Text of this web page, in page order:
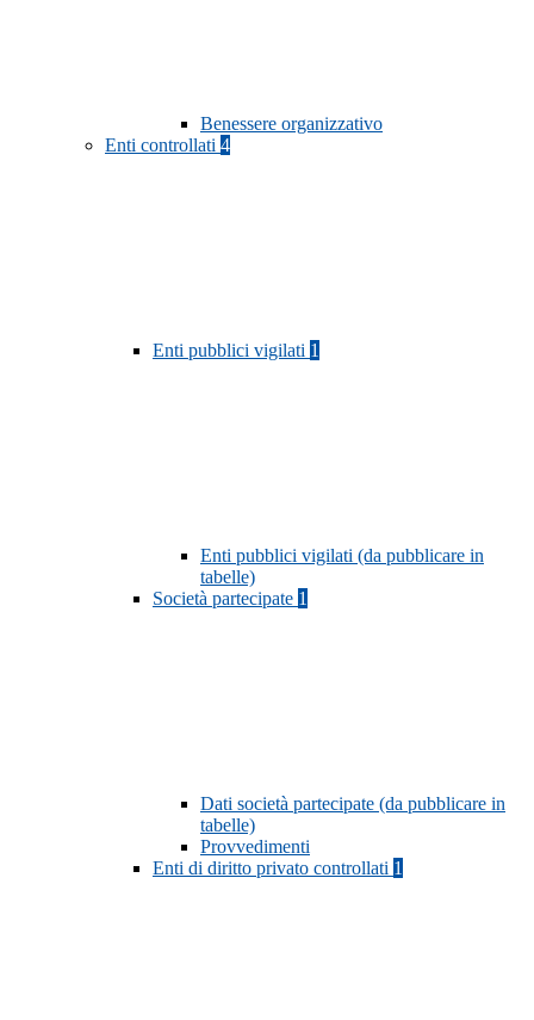
Benessere organizzativo
Enti controllati 4
Enti pubblici vigilati 1
Enti pubblici vigilati (da pubblicare in
tabelle)
Società partecipate 1
Dati società partecipate (da pubblicare in
tabelle)
Provvedimenti
Enti di diritto privato controllati 1